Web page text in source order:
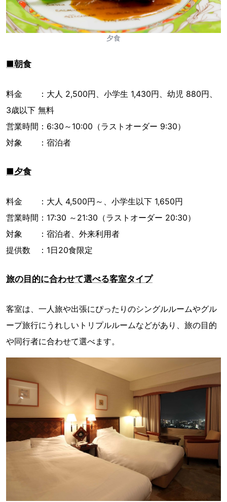
夕食
■朝食
料金 ：大人 2,500円、小学生 1,430円、幼児 880円、
3歳以下 無料
営業時間：6:30～10:00（ラストオーダー 9:30）
対象 ：宿泊者
■夕食
料金 ：大人 4,500円～、小学生以下 1,650円
営業時間：17:30 ～21:30（ラストオーダー 20:30）
対象 ：宿泊者、外来利用者
提供数 ：1日20食限定
旅の目的に合わせて選べる客室タイプ
客室は、一人旅や出張にぴったりのシングルルームやグル
ープ旅行にうれしいトリプルルームなどがあり、旅の目的
や同行者に合わせて選べます。